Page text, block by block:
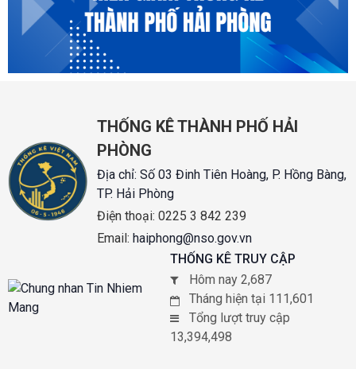
THỐNG KÊ THÀNH PHỐ HẢI
PHÒNG
Địa chỉ: Số 03 Đinh Tiên Hoàng, P. Hồng Bàng,
TP. Hải Phòng
Điện thoại: 0225 3 842 239
Email: haiphong@nso.gov.vn
THỐNG KÊ TRUY CẬP
Hôm nay 2,687
Tháng hiện tại 111,601
Tổng lượt truy cập
13,394,498